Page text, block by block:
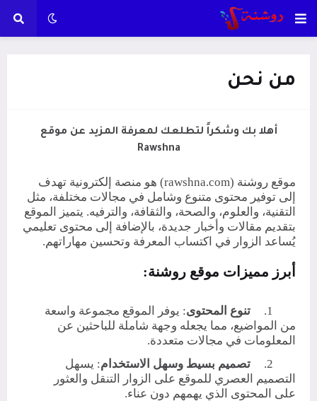
من نحن
أهلا بك وشكراً لتطلعك لمعرفة المزيد عن موقع
Rawshna
موقع روشنة (rawshna.com) هو منصة إلكترونية تهدف
إلى توفير محتوى متنوع وشامل في مجالات مختلفة، مثل
التقنية، والعلوم، والصحة، والثقافة، والترفيه. يتميز الموقع
بتقديم مقالات وأخبار جديدة، بالإضافة إلى محتوى تعليمي
يُساعد الزوار في اكتساب المعرفة وتحسين مهاراتهم.
أبرز مميزات موقع روشنة:
1. تنوع المحتوى: يوفر الموقع مجموعة واسعة
من المواضيع، مما يجعله وجهة شاملة للباحثين عن
المعلومات في مجالات متعددة.
2.
تصميم بسيط وسهل الاستخدام: يسهل
التصميم العصري للموقع على الزوار التنقل والعثور
على المحتوى الذي يهمهم دون عناء.